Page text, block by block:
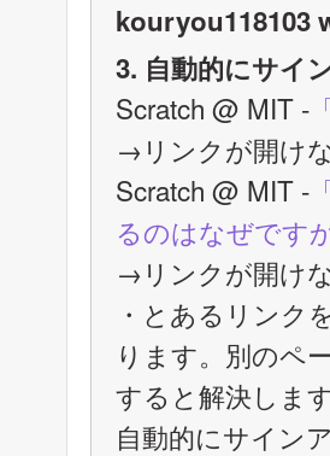
kouryou118103
3. 自動的にサイ
Scratch @ MIT -
→リンクが開け
Scratch @ MIT -
るのはなぜです
→リンクが開け
・とあるリンク
ります。別のペ
すると解決しま
自動的にサイン